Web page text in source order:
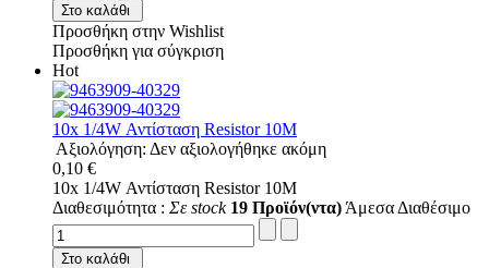
Στο καλάθι
Προσθήκη στην Wishlist
Προσθήκη για σύγκριση
Hot
10x 1/4W Αντίσταση Resistor 10M
Αξιολόγηση: Δεν αξιολογήθηκε ακόμη
0,10 €
10x 1/4W Αντίσταση Resistor 10M
Διαθεσιμότητα : Σε stock 19 Προϊόν(ντα) Άμεσα Διαθέσιμο
Στο καλάθι